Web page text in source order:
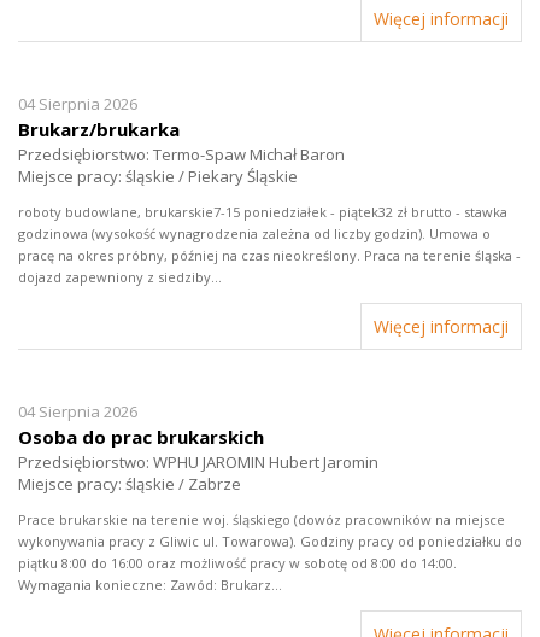
Więcej informacji
04 Sierpnia 2026
Brukarz/brukarka
Przedsiębiorstwo: Termo-Spaw Michał Baron
Miejsce pracy: śląskie / Piekary Śląskie
roboty budowlane, brukarskie7-15 poniedziałek - piątek32 zł brutto - stawka
godzinowa (wysokość wynagrodzenia zależna od liczby godzin). Umowa o
pracę na okres próbny, później na czas nieokreślony. Praca na terenie śląska -
dojazd zapewniony z siedziby...
Więcej informacji
04 Sierpnia 2026
Osoba do prac brukarskich
Przedsiębiorstwo: WPHU JAROMIN Hubert Jaromin
Miejsce pracy: śląskie / Zabrze
Prace brukarskie na terenie woj. śląskiego (dowóz pracowników na miejsce
wykonywania pracy z Gliwic ul. Towarowa). Godziny pracy od poniedziałku do
piątku 8:00 do 16:00 oraz możliwość pracy w sobotę od 8:00 do 14:00.
Wymagania konieczne: Zawód: Brukarz...